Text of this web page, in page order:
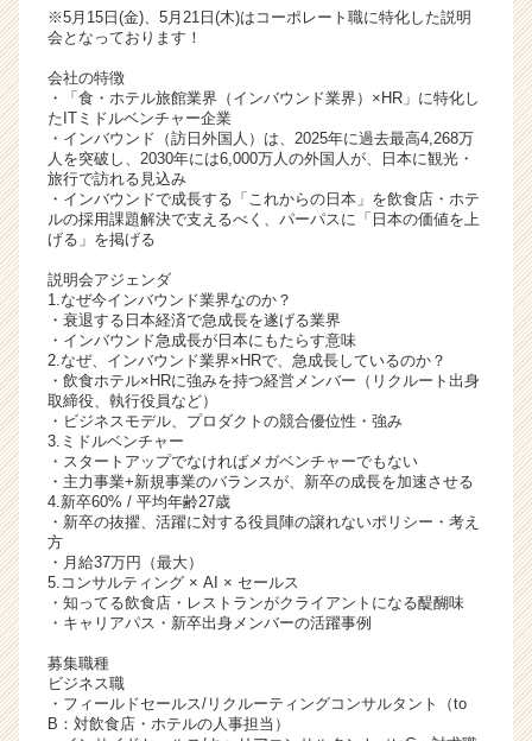
活
サ
ト
チ
ア
キ
ャ
リ
h
e
e
r
C
a
e
e
r）
※5月15日(金)、5月21日(木)はコーポレート職に特化した説明
会となっております！
会社の特徴
・「食・ホテル旅館業界（インバウンド業界）×HR」に特化し
たITミドルベンチャー企業
・インバウンド（訪日外国人）は、2025年に過去最高4,268万
人を突破し、2030年には6,000万人の外国人が、日本に観光・
旅行で訪れる見込み
・インバウンドで成長する「これからの日本」を飲食店・ホテ
ルの採用課題解決で支えるべく、パーパスに「日本の価値を上
げる」を掲げる
説明会アジェンダ
1.なぜ今インバウンド業界なのか？
・衰退する日本経済で急成長を遂げる業界
・インバウンド急成長が日本にもたらす意味
2.なぜ、インバウンド業界×HRで、急成長しているのか？
・飲食ホテル×HRに強みを持つ経営メンバー（リクルート出身
取締役、執行役員など）
・ビジネスモデル、プロダクトの競合優位性・強み
3.ミドルベンチャー
・スタートアップでなければメガベンチャーでもない
・主力事業+新規事業のバランスが、新卒の成長を加速させる
4.新卒60% / 平均年齢27歳
・新卒の抜擢、活躍に対する役員陣の譲れないポリシー・考え
方
・月給37万円（最大）
5.コンサルティング × AI × セールス
・知ってる飲食店・レストランがクライアントになる醍醐味
・キャリアパス・新卒出身メンバーの活躍事例
募集職種
ビジネス職
・フィールドセールス/リクルーティングコンサルタント（to
B：対飲食店・ホテルの人事担当）